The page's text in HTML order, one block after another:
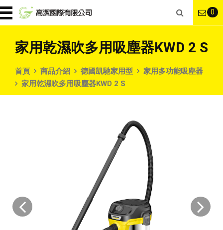
0
家用乾濕吹多用吸塵器KWD 2 S
首頁 商品介紹 德國凱馳家用型
家用多功能吸塵器
家用乾濕吹多用吸塵器KWD 2 S